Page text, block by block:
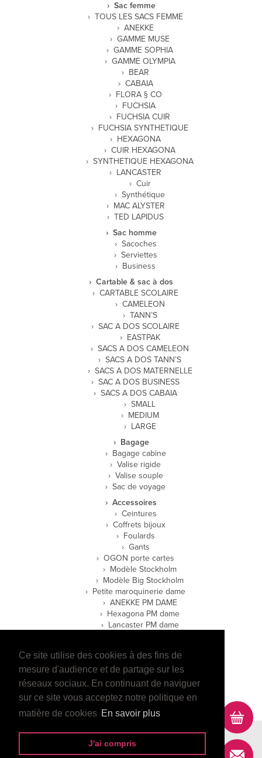
Ce site utilise des cookies à des fins de
mesure d'audience et de partage sur les
réseaux sociaux. En continuant de naviguer
sur ce site vous acceptez notre politique en
matière de cookies En savoir plus
J'ai compris
Sac femme
TOUS LES SACS FEMME
ANEKKE
GAMME MUSE
GAMME SOPHIA
GAMME OLYMPIA
BEAR
CABAIA
FLORA § CO
FUCHSIA
FUCHSIA CUIR
FUCHSIA SYNTHETIQUE
HEXAGONA
CUIR HEXAGONA
SYNTHETIQUE HEXAGONA
LANCASTER
Cuir
Synthétique
MAC ALYSTER
TED LAPIDUS
Sac homme
Sacoches
Serviettes
Business
Cartable & sac à dos
CARTABLE SCOLAIRE
CAMELEON
TANN’S
SAC A DOS SCOLAIRE
EASTPAK
SACS A DOS CAMELEON
SACS A DOS TANN’S
SACS A DOS MATERNELLE
SAC A DOS BUSINESS
SACS A DOS CABAIA
SMALL
MEDIUM
LARGE
Bagage
Bagage cabine
Valise rigide
Valise souple
Sac de voyage
Accessoires
Ceintures
Coffrets bijoux
Foulards
Gants
OGON porte cartes
Modèle Stockholm
Modèle Big Stockholm
Petite maroquinerie dame
ANEKKE PM DAME
Hexagona PM dame
Lancaster PM dame
Lancaster PM homme
Wylson PM Homme
E-boutique
Mentions légales